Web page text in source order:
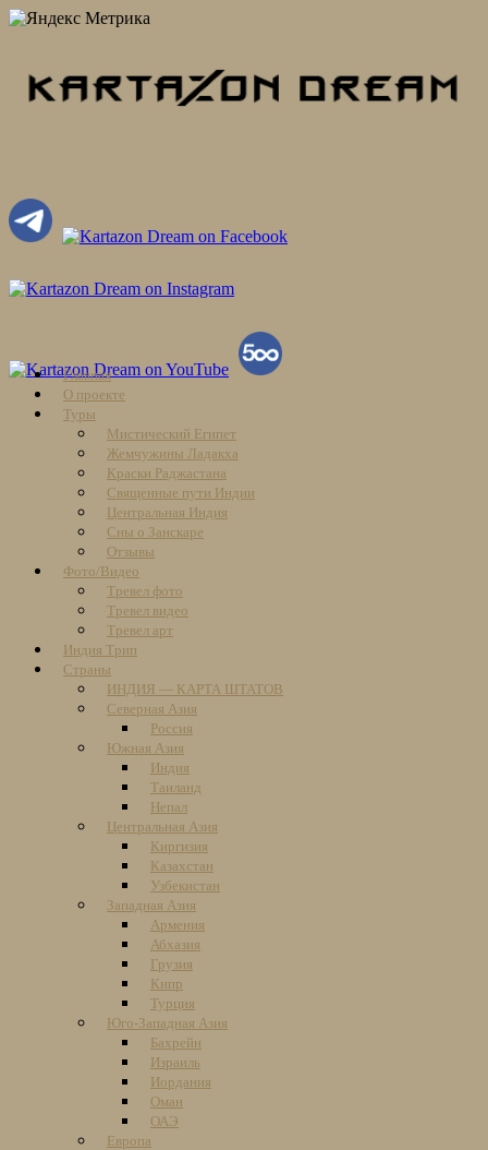
Skip
content
Главная
О проекте
Туры
Мистический Египет
Жемчужины Ладакха
Краски Раджастана
Священные пути Индии
Центральная Индия
Сны о Занскаре
Отзывы
Фото/Видео
Тревел фото
Тревел видео
Тревел арт
Индия Трип
Страны
ИНДИЯ — КАРТА ШТАТОВ
Северная Азия
Россия
Южная Азия
Индия
Таиланд
Непал
Центральная Азия
Киргизия
Казахстан
Узбекистан
Западная Азия
Армения
Абхазия
Грузия
Кипр
Турция
Юго-Западная Азия
Бахрейн
Израиль
Иордания
Оман
ОАЭ
Европа